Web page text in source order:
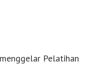
Pelatihan